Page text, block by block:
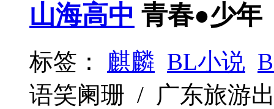
山海高中 青春●少年
标签： 麒麟 BL小说
语笑阑珊 / 广东旅游